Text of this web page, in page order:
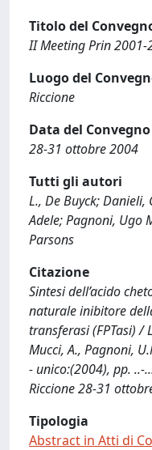
Titolo del
II Meeting Prin 2001-
Luogo del
Riccione
Data del Convegno
28-31 ottobre 2004
Tutti gli autori
L., De Buyck; Danieli,
Adele; Pagnoni, Ugo
Parsons
Citazione
Sintesi dell’acido
naturale inibitore
transferasi (FPTasi) /
Mucci, A., Pagnoni,
- unico:(2004), pp. ..-
Riccione 28-31
Tipologia
Abstract in Atti di